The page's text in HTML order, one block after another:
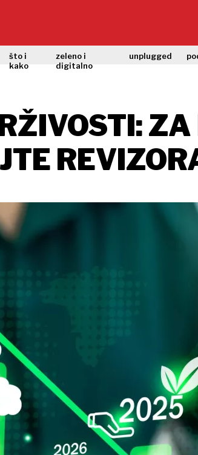
što i
kako
zeleno i
digitalno
unplugged